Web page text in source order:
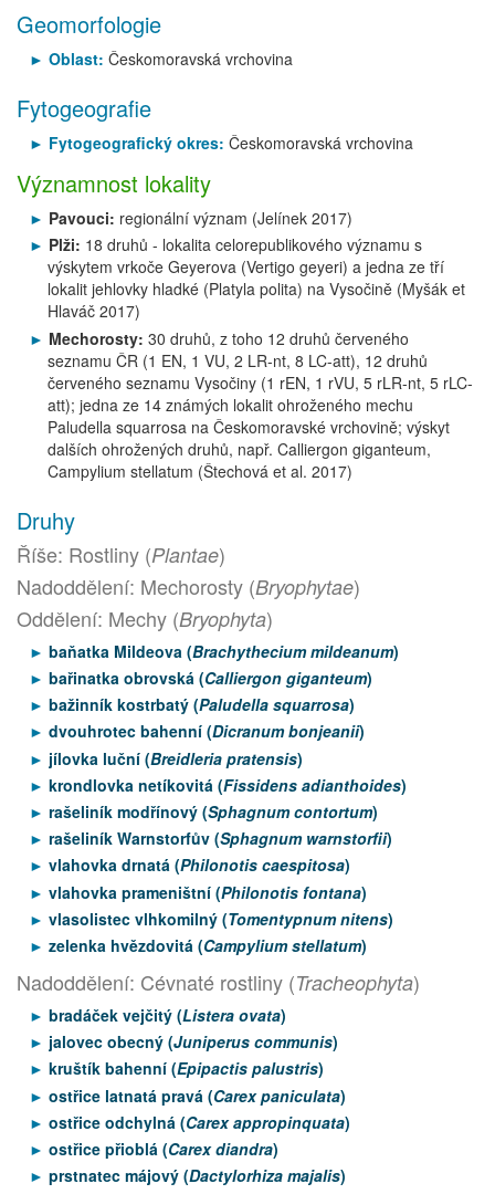
Geomorfologie
Oblast: Českomoravská vrchovina
Fytogeografie
Fytogeografický okres: Českomoravská vrchovina
Významnost lokality
Pavouci: regionální význam (Jelínek 2017)
Plži: 18 druhů - lokalita celorepublikového významu s
výskytem vrkoče Geyerova (Vertigo geyeri) a jedna ze tří
lokalit jehlovky hladké (Platyla polita) na Vysočině (Myšák et
Hlaváč 2017)
Mechorosty: 30 druhů, z toho 12 druhů červeného
seznamu ČR (1 EN, 1 VU, 2 LR-nt, 8 LC-att), 12 druhů
červeného seznamu Vysočiny (1 rEN, 1 rVU, 5 rLR-nt, 5 rLC-
att); jedna ze 14 známých lokalit ohroženého mechu
Paludella squarrosa na Českomoravské vrchovině; výskyt
dalších ohrožených druhů, např. Calliergon giganteum,
Campylium stellatum (Štechová et al. 2017)
Druhy
Říše: Rostliny (Plantae)
Nadoddělení: Mechorosty (Bryophytae)
Oddělení: Mechy (Bryophyta)
baňatka Mildeova (Brachythecium mildeanum)
bařinatka obrovská (Calliergon giganteum)
bažinník kostrbatý (Paludella squarrosa)
dvouhrotec bahenní (Dicranum bonjeanii)
jílovka luční (Breidleria pratensis)
krondlovka netíkovitá (Fissidens adianthoides)
rašeliník modřínový (Sphagnum contortum)
rašeliník Warnstorfův (Sphagnum warnstorfii)
vlahovka drnatá (Philonotis caespitosa)
vlahovka prameništní (Philonotis fontana)
vlasolistec vlhkomilný (Tomentypnum nitens)
zelenka hvězdovitá (Campylium stellatum)
Nadoddělení: Cévnaté rostliny (Tracheophyta)
bradáček vejčitý (Listera ovata)
jalovec obecný (Juniperus communis)
kruštík bahenní (Epipactis palustris)
ostřice latnatá pravá (Carex paniculata)
ostřice odchylná (Carex appropinquata)
ostřice přioblá (Carex diandra)
prstnatec májový (Dactylorhiza majalis)